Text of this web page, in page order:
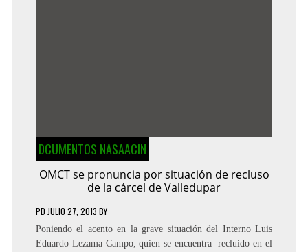
DCUMENTOS NASAACIN
OMCT se pronuncia por situación de recluso
de la cárcel de Valledupar
PD JULIO 27, 2013 BY
Poniendo el acento en la grave situación del Interno Luis
Eduardo Lezama Campo, quien se encuentra recluido en el